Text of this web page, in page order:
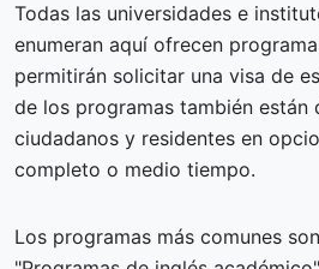
Todas las universidades e
enumeran aquí ofrecen
permitirán solicitar una visa de
de los programas también están
ciudadanos y residentes en
completo o medio tiempo.
Los programas más comunes